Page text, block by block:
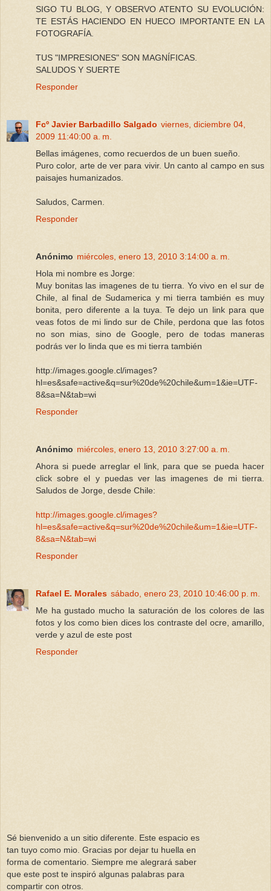
SIGO TU BLOG, Y OBSERVO ATENTO SU EVOLUCIÓN:
TE ESTÁS HACIENDO EN HUECO IMPORTANTE EN LA
FOTOGRAFÍA.
TUS "IMPRESIONES" SON MAGNÍFICAS.
SALUDOS Y SUERTE
Responder
Fcº Javier Barbadillo Salgado viernes, diciembre 04,
2009 11:40:00 a. m.
Bellas imágenes, como recuerdos de un buen sueño.
Puro color, arte de ver para vivir. Un canto al campo en sus
paisajes humanizados.
Saludos, Carmen.
Responder
Anónimo miércoles, enero 13, 2010 3:14:00 a. m.
Hola mi nombre es Jorge:
Muy bonitas las imagenes de tu tierra. Yo vivo en el sur de
Chile, al final de Sudamerica y mi tierra también es muy
bonita, pero diferente a la tuya. Te dejo un link para que
veas fotos de mi lindo sur de Chile, perdona que las fotos
no son mias, sino de Google, pero de todas maneras
podrás ver lo linda que es mi tierra también
http://images.google.cl/images?
hl=es&safe=active&q=sur%20de%20chile&um=1&ie=UTF-
8&sa=N&tab=wi
Responder
Anónimo miércoles, enero 13, 2010 3:27:00 a. m.
Ahora si puede arreglar el link, para que se pueda hacer
click sobre el y puedas ver las imagenes de mi tierra.
Saludos de Jorge, desde Chile:
http://images.google.cl/images?
hl=es&safe=active&q=sur%20de%20chile&um=1&ie=UTF-
8&sa=N&tab=wi
Responder
Rafael E. Morales sábado, enero 23, 2010 10:46:00 p. m.
Me ha gustado mucho la saturación de los colores de las
fotos y los como bien dices los contraste del ocre, amarillo,
verde y azul de este post
Responder
Sé bienvenido a un sitio diferente. Este espacio es
tan tuyo como mio. Gracias por dejar tu huella en
forma de comentario. Siempre me alegrará saber
que este post te inspiró algunas palabras para
compartir con otros.